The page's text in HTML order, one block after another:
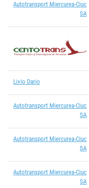
Autotransport Miercurea-Ciuc
SA
Livio Dario
Autotransport Miercurea-Ciuc
SA
Autotransport Miercurea-Ciuc
SA
Autotransport Miercurea-Ciuc
SA